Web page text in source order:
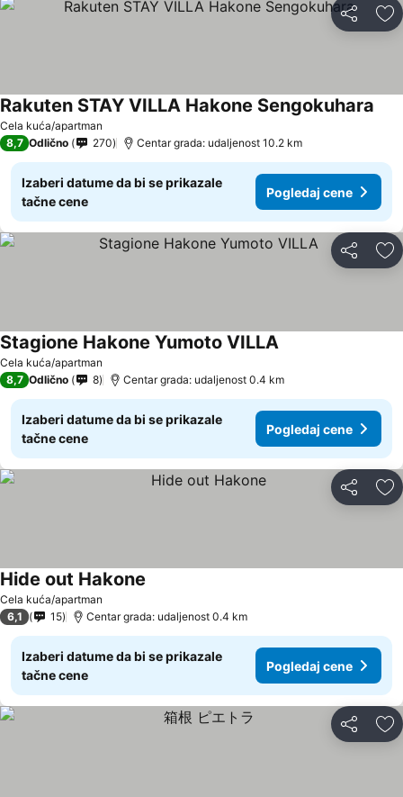
Deli
Cela kuća/apartman
Rakuten STAY VILLA Hakone Sengokuhara
8,7 Odlično 270 Centar grada: udaljenost 10.2 km
Izaberi datume da bi se prikazale
tačne cene
Pogledaj cene
Deli
Cela kuća/apartman
Stagione Hakone Yumoto VILLAPogledaj cene
8,7 Odlično 8 Centar grada: udaljenost 0.4 km
Izaberi datume da bi se prikazale
tačne cene
Pogledaj cene
Deli
Cela kuća/apartman
Hide out Hakone
6,1 15 Centar grada: udaljenost 0.4 km
Izaberi datume da bi se prikazale
tačne cene
Pogledaj cene
Deli